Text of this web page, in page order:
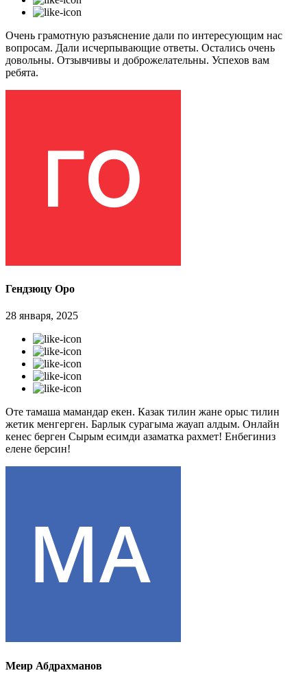
Очень грамотную разъяснение дали по интересующим нас
вопросам. Дали исчерпывающие ответы. Остались очень
довольны. Отзывчивы и доброжелательны. Успехов вам
ребята.
Гендзюцу Оро
28 января, 2025
Оте тамаша мамандар екен. Казак тилин жане орыс тилин
жетик менгерген. Барлык сурагыма жауап алдым. Онлайн
кенес берген Сырым есимди азаматка рахмет! Енбегиниз
елене берсин!
Меир Абдрахманов